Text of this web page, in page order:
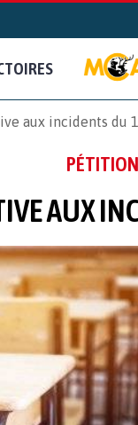
aux incidents du
PÉTITION
AUX